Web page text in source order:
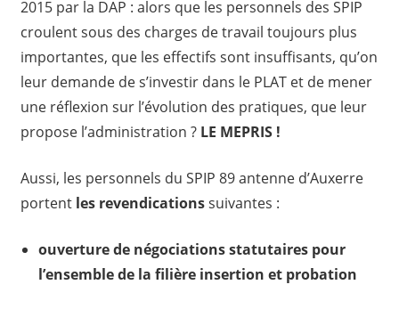
2015 par la DAP : alors que les personnels des SPIP
croulent sous des charges de travail toujours plus
importantes, que les effectifs sont insuffisants, qu’on
leur demande de s’investir dans le PLAT et de mener
une réflexion sur l’évolution des pratiques, que leur
propose l’administration ? LE MEPRIS !
Aussi, les personnels du SPIP 89 antenne d’Auxerre
portent les revendicationssuivantes :
ouverture de négociations statutaires pour
l’ensemble de la filière insertion et probation